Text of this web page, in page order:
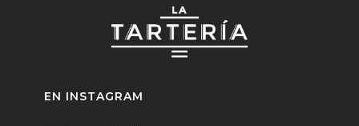
EN INSTAGRAM